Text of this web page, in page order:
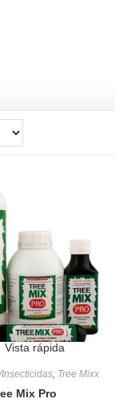
Vista rápida
, Tree Mixx
Mix Pro